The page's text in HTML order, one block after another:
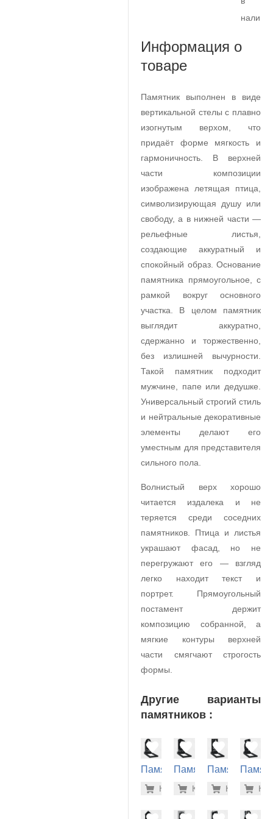
Информация о
товаре
Памятник выполнен в виде
вертикальной стелы с плавно
изогнутым верхом, что
придаёт форме мягкость и
гармоничность. В верхней
части композиции
изображена летящая птица,
символизирующая душу или
свободу, а в нижней части —
рельефные листья,
создающие аккуратный и
спокойный образ. Основание
памятника прямоугольное, с
рамкой вокруг основного
участка. В целом памятник
выглядит аккуратно,
сдержанно и торжественно,
без излишней вычурности.
Такой памятник подходит
мужчине, папе или дедушке.
Универсальный строгий стиль
и нейтральные декоративные
элементы делают его
уместным для представителя
сильного пола.
Волнистый верх хорошо
читается издалека и не
теряется среди соседних
памятников. Птица и листья
украшают фасад, но не
перегружают его — взгляд
легко находит текст и
портрет. Прямоугольный
постамент держит
композицию собранной, а
мягкие контуры верхней
части смягчают строгость
формы.
Другие варианты
памятников :
Памятник
могилу
-7% 26.000
Купить
Памятник
могилу
-7%
Купить
Памятник
могилу
-
Купитьмогилу